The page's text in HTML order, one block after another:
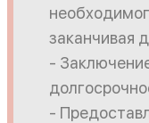
заканчивая
-
-